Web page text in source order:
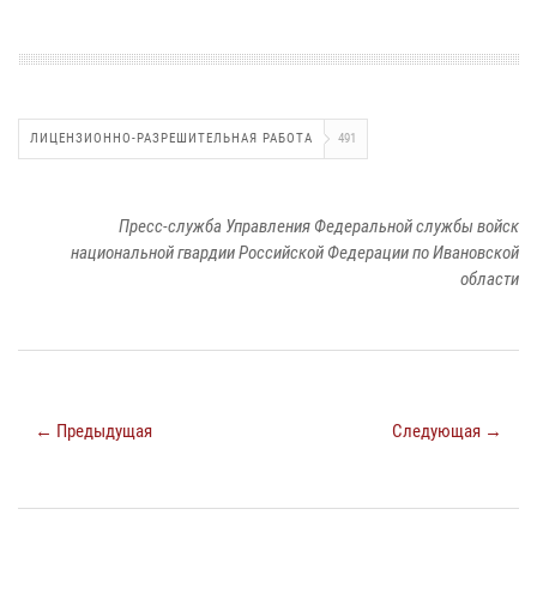
ЛИЦЕНЗИОННО-РАЗРЕШИТЕЛЬНАЯ РАБОТА 491
Пресс-служба Управления Федеральной службы войск
национальной гвардии Российской Федерации по Ивановской
области
← Предыдущая Следующая →